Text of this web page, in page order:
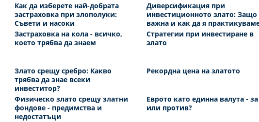
Как да изберете най-добрата
застраховка при злополуки:
Съвети и насоки
Диверсификация при
инвестиционното злато: Защо
важна и как да я
Застраховка на кола - всичко,
което трябва да знаем
Стратегии при инвестиране в
злато
Злато срещу сребро: Какво
трябва да знае всеки
инвеститор?
Рекордна цена на златото
Физическо злато срещу златни
фондове - предимства и
недостатъци
Еврото като единна валута - за
или против?